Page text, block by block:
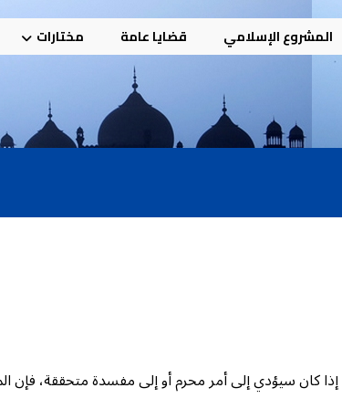
المشروع الإسلامي قضايا عامة مختارات
كان سيؤدي إلى أمر محرم أو إلى مفسدة متحققة، فإن